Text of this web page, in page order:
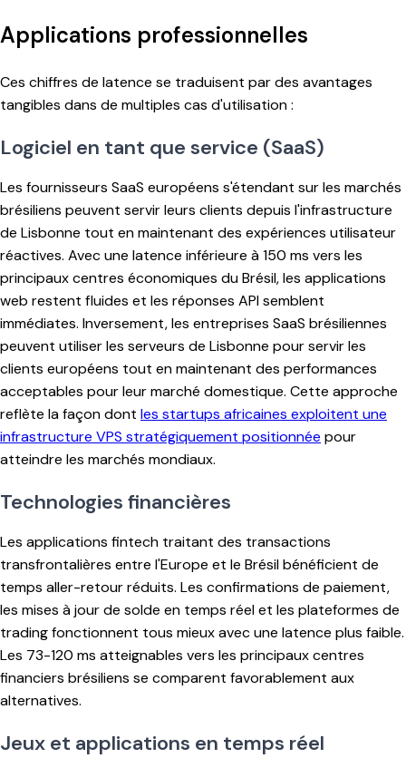
Applications professionnelles
Ces chiffres de latence se traduisent par des avantages
tangibles dans de multiples cas d'utilisation :
Logiciel en tant que service (SaaS)
Les fournisseurs SaaS européens s'étendant sur les marchés
brésiliens peuvent servir leurs clients depuis l'infrastructure
de Lisbonne tout en maintenant des expériences utilisateur
réactives. Avec une latence inférieure à 150 ms vers les
principaux centres économiques du Brésil, les applications
web restent fluides et les réponses API semblent
immédiates. Inversement, les entreprises SaaS brésiliennes
peuvent utiliser les serveurs de Lisbonne pour servir les
clients européens tout en maintenant des performances
acceptables pour leur marché domestique. Cette approche
reflète la façon dont les startups africaines exploitent une
infrastructure VPS stratégiquement positionnée pour
atteindre les marchés mondiaux.
Technologies financières
Les applications fintech traitant des transactions
transfrontalières entre l'Europe et le Brésil bénéficient de
temps aller-retour réduits. Les confirmations de paiement,
les mises à jour de solde en temps réel et les plateformes de
trading fonctionnent tous mieux avec une latence plus faible.
Les 73-120 ms atteignables vers les principaux centres
financiers brésiliens se comparent favorablement aux
alternatives.
Jeux et applications en temps réel